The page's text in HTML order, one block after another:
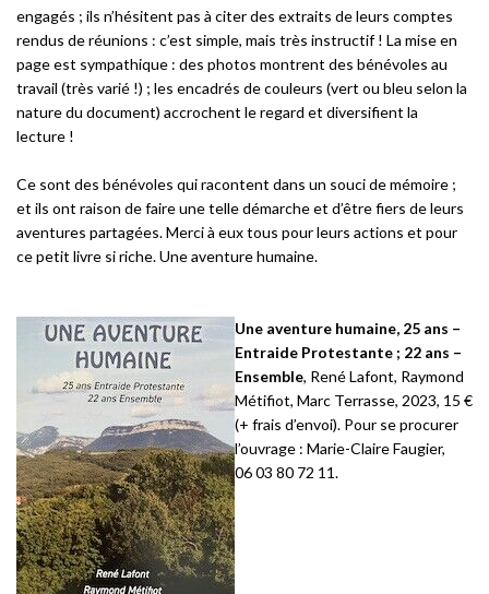
engagés ; ils n’hésitent pas à citer des extraits de leurs comptes
rendus de réunions : c’est simple, mais très instructif ! La mise en
page est sympathique : des photos montrent des bénévoles au
travail (très varié !) ; les encadrés de couleurs (vert ou bleu selon la
nature du document) accrochent le regard et diversifient la
lecture !
Ce sont des bénévoles qui racontent dans un souci de mémoire ;
et ils ont raison de faire une telle démarche et d’être fiers de leurs
aventures partagées. Merci à eux tous pour leurs actions et pour
ce petit livre si riche. Une aventure humaine.
Une aventure humaine, 25 ans –
Entraide Protestante ; 22 ans –
Ensemble, René Lafont, Raymond
Métifiot, Marc Terrasse, 2023, 15 €
(+ frais d’envoi). Pour se procurer
l’ouvrage : Marie-Claire Faugier,
06 03 80 72 11.